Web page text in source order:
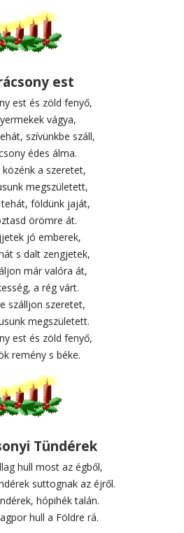
est
est és zöld fenyő,
vágya,
szívünkbe száll,
édes álma.
közénk a szeretet,
megszületett,
földünk jaját,
örömre át.
jó emberek,
s dalt zengjetek,
már valóra át,
a rég várt.
szálljon szeretet,
megszületett.
est és zöld fenyő,
remény s béke.
Tündérek
hull most az égből,
suttognak az éjről.
hópihék talán.
hull a Földre rá.